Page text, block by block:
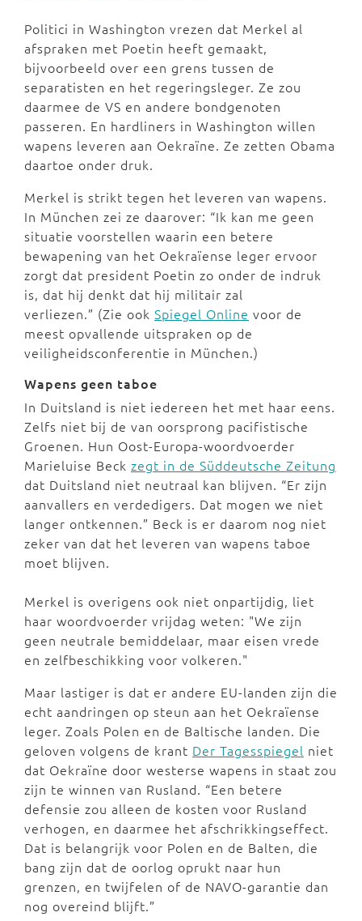
Politici in Washington vrezen dat Merkel al
afspraken met Poetin heeft gemaakt,
bijvoorbeeld over een grens tussen de
separatisten en het regeringsleger. Ze zou
daarmee de VS en andere bondgenoten
passeren. En hardliners in Washington willen
wapens leveren aan Oekraïne. Ze zetten Obama
daartoe onder druk.
Merkel is strikt tegen het leveren van wapens.
In München zei ze daarover: “Ik kan me geen
situatie voorstellen waarin een betere
bewapening van het Oekraïense leger ervoor
zorgt dat president Poetin zo onder de indruk
is, dat hij denkt dat hij militair zal
verliezen.” (Zie ook Spiegel Online voor de
meest opvallende uitspraken op de
veiligheidsconferentie in München.)
Wapens geen taboe
In Duitsland is niet iedereen het met haar eens.
Zelfs niet bij de van oorsprong pacifistische
Groenen. Hun Oost-Europa-woordvoerder
Marieluise Beck zegt in de Süddeutsche Zeitung
dat Duitsland niet neutraal kan blijven. “Er zijn
aanvallers en verdedigers. Dat mogen we niet
langer ontkennen.” Beck is er daarom nog niet
zeker van dat het leveren van wapens taboe
moet blijven.
Merkel is overigens ook niet onpartijdig, liet
haar woordvoerder vrijdag weten: "We zijn
geen neutrale bemiddelaar, maar eisen vrede
en zelfbeschikking voor volkeren."
Maar lastiger is dat er andere EU-landen zijn die
echt aandringen op steun aan het Oekraïense
leger. Zoals Polen en de Baltische landen. Die
geloven volgens de krant Der Tagesspiegel niet
dat Oekraïne door westerse wapens in staat zou
zijn te winnen van Rusland. “Een betere
defensie zou alleen de kosten voor Rusland
verhogen, en daarmee het afschrikkingseffect.
Dat is belangrijk voor Polen en de Balten, die
bang zijn dat de oorlog oprukt naar hun
grenzen, en twijfelen of de NAVO-garantie dan
nog overeind blijft.”